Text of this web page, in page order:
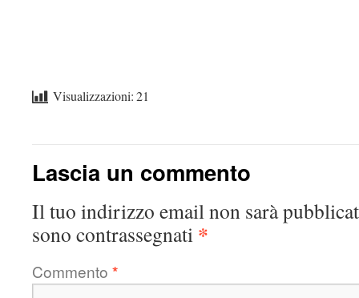
Visualizzazioni:21
Lascia un commento
Il tuo indirizzo email non sarà
sono contrassegnati *
Commento *